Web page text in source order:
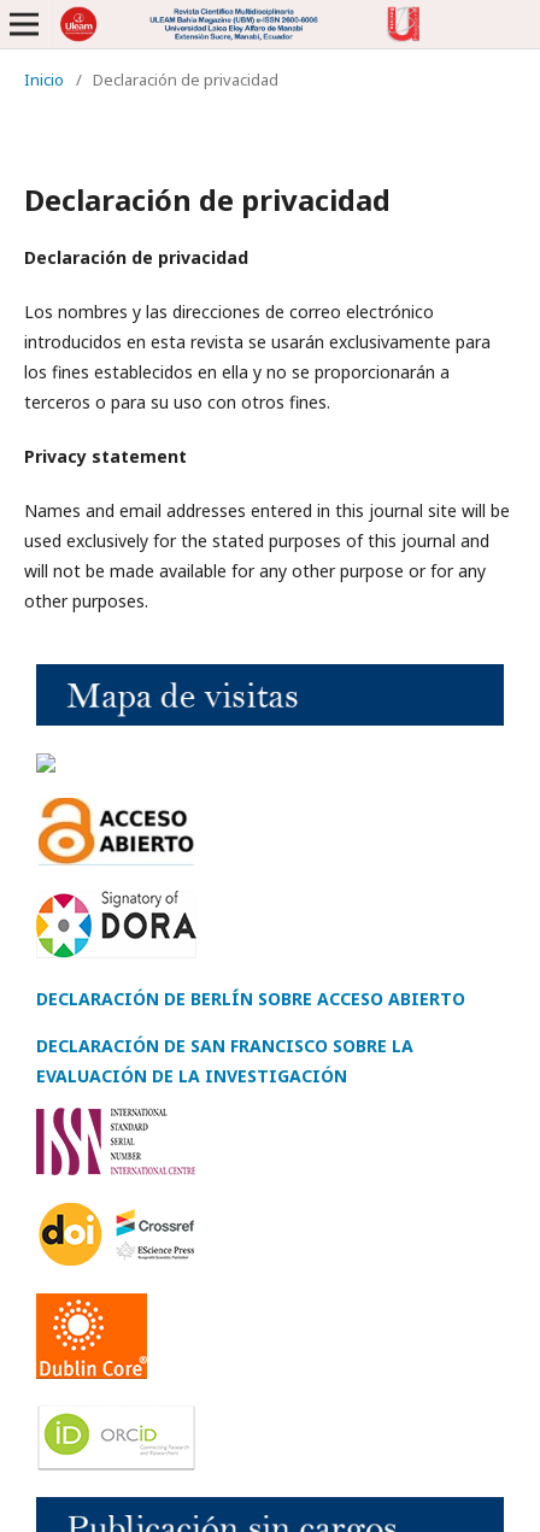
Inicio / Declaración de privacidad
Declaración de privacidad
Declaración de privacidad
Los nombres y las direcciones de correo electrónico
introducidos en esta revista se usarán exclusivamente para
los fines establecidos en ella y no se proporcionarán a
terceros o para su uso con otros fines.
Privacy statement
Names and email addresses entered in this journal site will be
used exclusively for the stated purposes of this journal and
will not be made available for any other purpose or for any
other purposes.
DECLARACIÓN DE BERLÍN SOBRE ACCESO ABIERTO
DECLARACIÓN DE SAN FRANCISCO SOBRE LA
EVALUACIÓN DE LA INVESTIGACIÓN